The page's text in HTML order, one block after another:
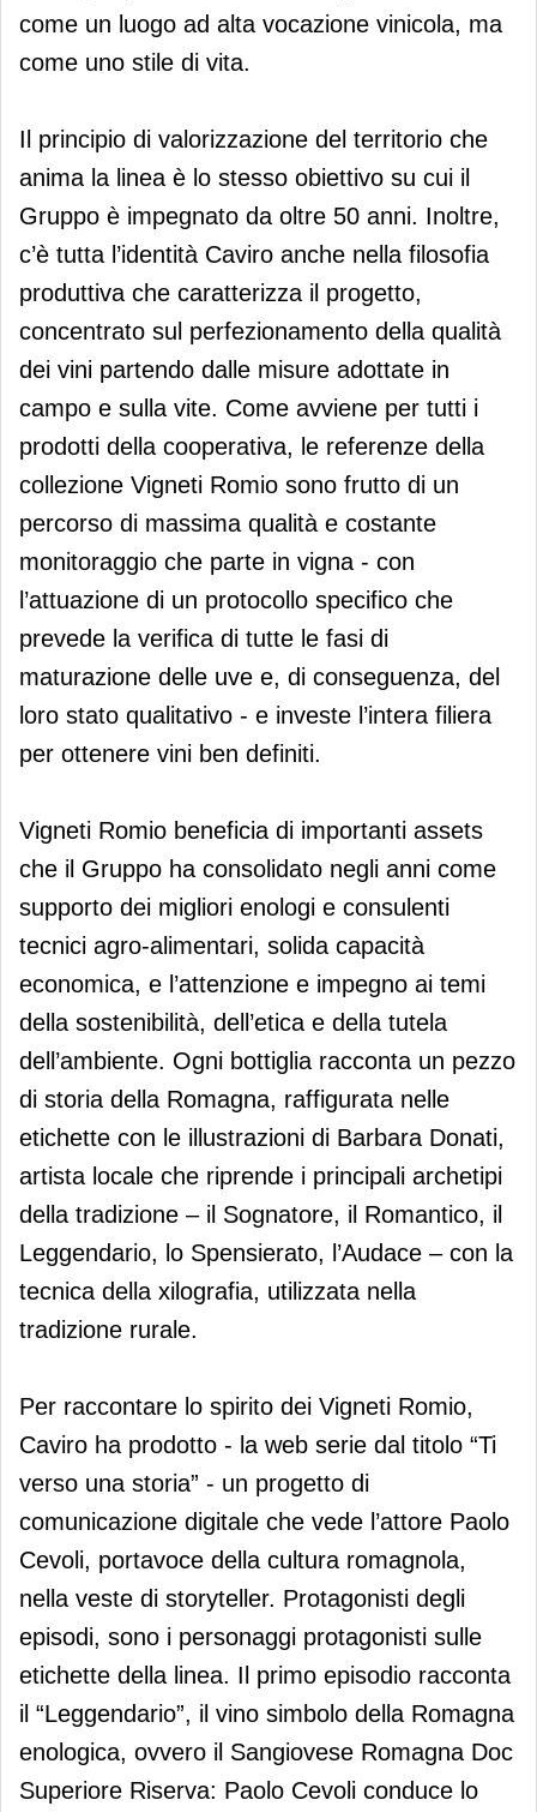
come un luogo ad alta vocazione vinicola, ma
come uno stile di vita.
Il principio di valorizzazione del territorio che
anima la linea è lo stesso obiettivo su cui il
Gruppo è impegnato da oltre 50 anni. Inoltre,
c’è tutta l’identità Caviro anche nella filosofia
produttiva che caratterizza il progetto,
concentrato sul perfezionamento della qualità
dei vini partendo dalle misure adottate in
campo e sulla vite. Come avviene per tutti i
prodotti della cooperativa, le referenze della
collezione Vigneti Romio sono frutto di un
percorso di massima qualità e costante
monitoraggio che parte in vigna - con
l’attuazione di un protocollo specifico che
prevede la verifica di tutte le fasi di
maturazione delle uve e, di conseguenza, del
loro stato qualitativo - e investe l’intera filiera
per ottenere vini ben definiti.
Vigneti Romio beneficia di importanti assets
che il Gruppo ha consolidato negli anni come
supporto dei migliori enologi e consulenti
tecnici agro-alimentari, solida capacità
economica, e l’attenzione e impegno ai temi
della sostenibilità, dell’etica e della tutela
dell’ambiente. Ogni bottiglia racconta un pezzo
di storia della Romagna, raffigurata nelle
etichette con le illustrazioni di Barbara Donati,
artista locale che riprende i principali archetipi
della tradizione – il Sognatore, il Romantico, il
Leggendario, lo Spensierato, l’Audace – con la
tecnica della xilografia, utilizzata nella
tradizione rurale.
Per raccontare lo spirito dei Vigneti Romio,
Caviro ha prodotto - la web serie dal titolo “Ti
verso una storia” - un progetto di
comunicazione digitale che vede l’attore Paolo
Cevoli, portavoce della cultura romagnola,
nella veste di storyteller. Protagonisti degli
episodi, sono i personaggi protagonisti sulle
etichette della linea. Il primo episodio racconta
il “Leggendario”, il vino simbolo della Romagna
enologica, ovvero il Sangiovese Romagna Doc
Superiore Riserva: Paolo Cevoli conduce lo